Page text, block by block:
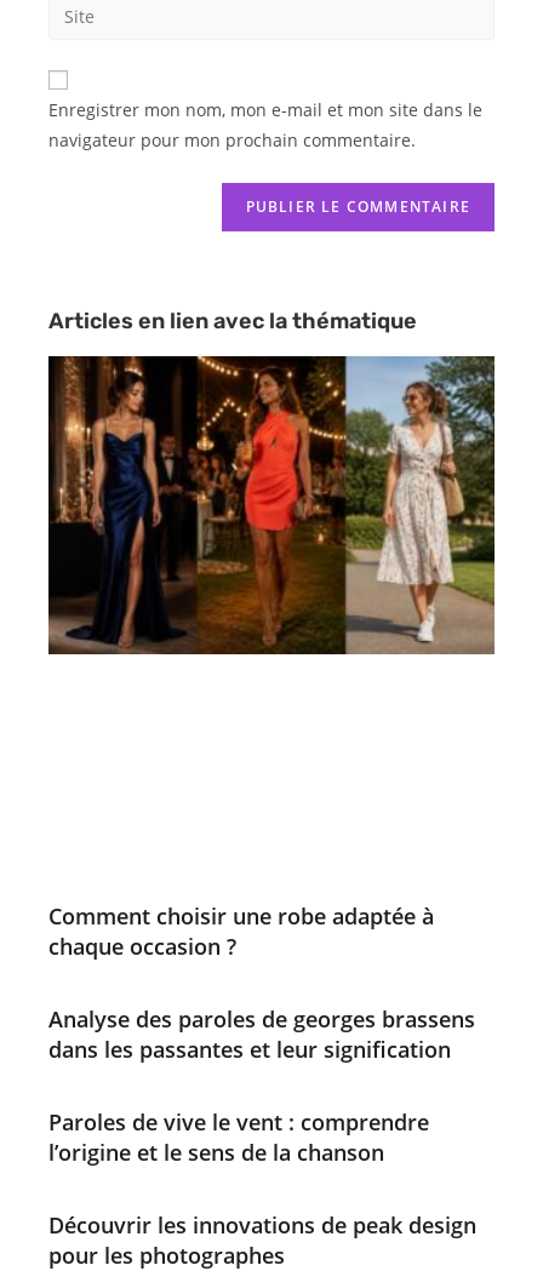
Enregistrer mon nom, mon e-mail et mon site dans le
navigateur pour mon prochain commentaire.
Articles en lien avec la thématique
Comment choisir une robe adaptée à
chaque occasion ?
Analyse des paroles de georges brassens
dans les passantes et leur signification
Paroles de vive le vent : comprendre
l’origine et le sens de la chanson
Découvrir les innovations de peak design
pour les photographes